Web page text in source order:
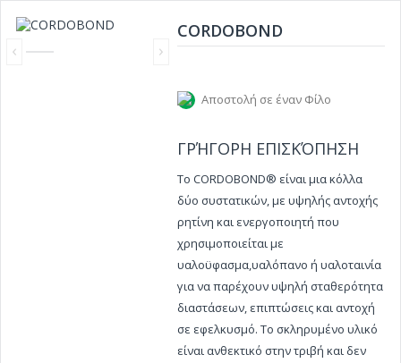
‹ ›
CORDOBOND
Αποστολή σε έναν Φίλο
ΓΡΉΓΟΡΗ ΕΠΙΣΚΌΠΗΣΗ
Το CORDOBOND® είναι μια κόλλα
δύο συστατικών, με υψηλής αντοχής
ρητίνη και ενεργοποιητή που
χρησιμοποιείται με
υαλοϋφασμα,υαλόπανο ή υαλοταινία
για να παρέχουν υψηλή σταθερότητα
διαστάσεων, επιπτώσεις και αντοχή
σε εφελκυσμό. Το σκληρυμένο υλικό
είναι ανθεκτικό στην τριβή και δεν